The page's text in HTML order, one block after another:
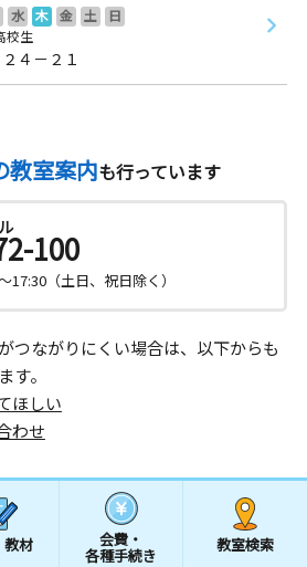
水 木 金 土
日
校生
４－２１
教室案内も行っています
100
17:30（土日、祝日除く）
つながりにくい場合は、以下からも
す。
ほしい
わせ
教材 会費・
各種手続き
教室検索